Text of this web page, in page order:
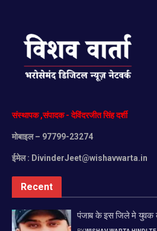
संस्थापक,संपादक-देविंदरजीतसिंहदर्शी
मोबाइल– 97799-23274
ईमेल : DivinderJeet@wishavwarta.in
Recent
पंजाब के इस जिले मे युवक